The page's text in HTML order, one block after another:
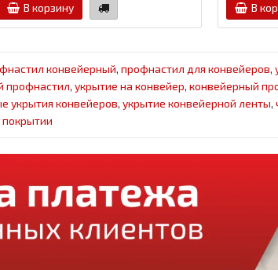
В корзину В
конвейерный, профнастил для конвейеров,
профнастил, укрытие на конвейер, конвейерный
укрытия конвейеров, укрытие конвейерной ленты,